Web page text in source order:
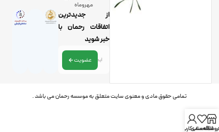
مهروماه
از جدیدترین
اتفاقات رحمان با
خبر شوید
عضویت
تمامی حقوق مادی و معنوی سایت متعلق به موسسه رحمان می باشد .
علاقه مندی
حساب کاربری